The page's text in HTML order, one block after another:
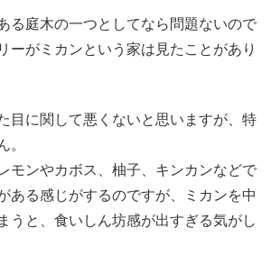
る庭木の一つとしてなら問題ないので
ーがミカンという家は見たことがあり
目に関して悪くないと思いますが、特
。
モンやカボス、柚子、キンカンなどで
ある感じがするのですが、ミカンを中
うと、食いしん坊感が出すぎる気がし